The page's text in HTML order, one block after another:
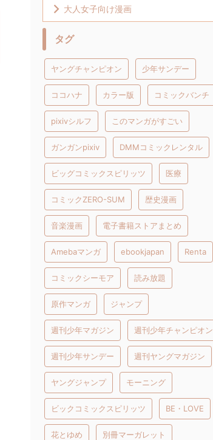
大人女子向け漫画
タグ
ヤングチャンピオン 少年サンデー
ココハナ カラー版 コミックバンチ
pixivシルフ このマンガがすごい
ガンガンpixiv DMMコミックレンタル
ビッグコミックスピリッツ 医療
コミックZERO-SUM 歴史漫画
音楽漫画 電子書籍ストアまとめ
Amebaマンガ ebookjapan Renta
コミックシーモア 読み放題
原作マンガ ジャンプ
週刊少年マガジン 週刊少年チャンピオン
週刊少年サンデー 週刊ヤングマガジン
ヤングジャンプ モーニング
ビックコミックスピリッツ BE・LOVE
花とゆめ 別冊マーガレット